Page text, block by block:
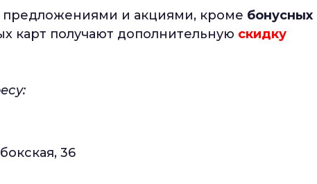
и акциями, кроме бонусных
карт получают дополнительную скидку
36